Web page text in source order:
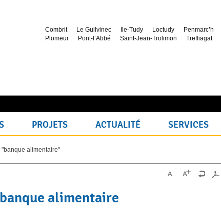
Combrit Le Guilvinec Ile-Tudy Loctudy Penmarc’h
Plomeur
Pont-l’Abbé Saint-Jean-Trolimon Treffiagat
PROJETS ACTUALITÉ SERVICES
alimentaire"
banque alimentaire